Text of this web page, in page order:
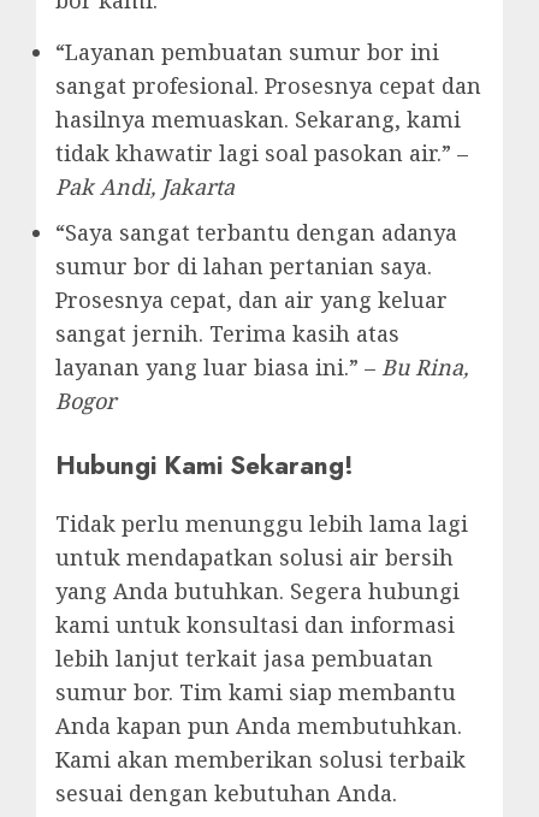
“Layanan pembuatan sumur bor ini
sangat profesional. Prosesnya cepat dan
hasilnya memuaskan. Sekarang, kami
tidak khawatir lagi soal pasokan air.” –
Pak Andi, Jakarta
“Saya sangat terbantu dengan adanya
sumur bor di lahan pertanian saya.
Prosesnya cepat, dan air yang keluar
sangat jernih. Terima kasih atas
layanan yang luar biasa ini.” – Bu Rina,
Bogor
Hubungi Kami Sekarang!
Tidak perlu menunggu lebih lama lagi
untuk mendapatkan solusi air bersih
yang Anda butuhkan. Segera hubungi
kami untuk konsultasi dan informasi
lebih lanjut terkait jasa pembuatan
sumur bor. Tim kami siap membantu
Anda kapan pun Anda membutuhkan.
Kami akan memberikan solusi terbaik
sesuai dengan kebutuhan Anda.